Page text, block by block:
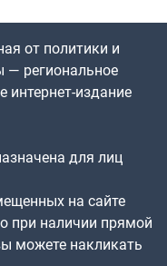
от политики и
— региональное
интернет-издание
для лиц
на сайте
при наличии прямой
можете накликать